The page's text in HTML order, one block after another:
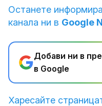
Останете
канала ни в Google
Добави ни в
в Google
Харесайте